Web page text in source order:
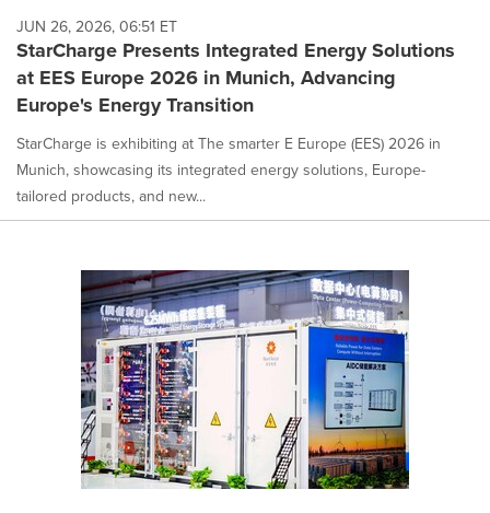
JUN 26, 2026, 06:51 ET
StarCharge Presents Integrated Energy Solutions
at EES Europe 2026 in Munich, Advancing
Europe's Energy Transition
StarCharge is exhibiting at The smarter E Europe (EES) 2026 in
Munich, showcasing its integrated energy solutions, Europe-
tailored products, and new...